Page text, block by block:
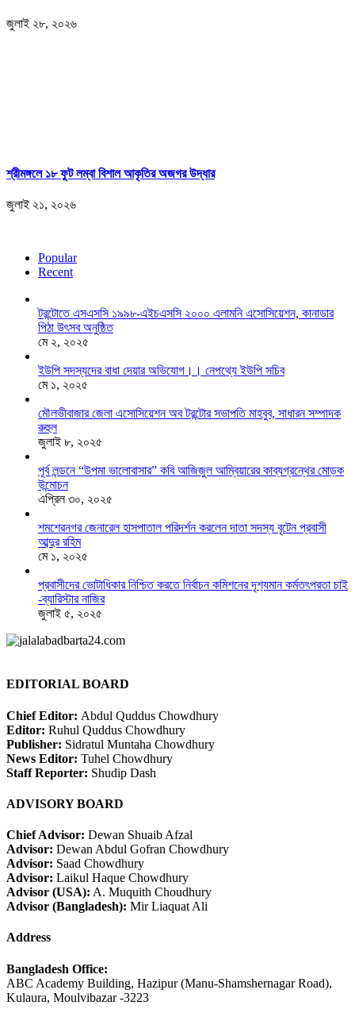
জুলাই ২৮, ২০২৬
শ্রীমঙ্গলে ১৮ ফুট লম্বা বিশাল আকৃতির অজগর উদ্ধার
জুলাই ২১, ২০২৬
Popular
Recent
টরন্টোতে এসএসসি ১৯৯৮-এইচএসসি ২০০০ এলামনি এসোসিয়েশন, কানাডার
পিঠা উৎসব অনুষ্ঠিত
মে ২, ২০২৫
ইউপি সদস্যদের বাধা দেয়ার অভিযোগ।। নেপথ্যে ইউপি সচিব
মে ১, ২০২৫
মৌলভীবাজার জেলা এসোসিয়েশন অব টরন্টোর সভাপতি মাহবুব, সাধারন সম্পাদক
রুহুল
জুলাই ৮, ২০২৫
পূর্ব লন্ডনে “উপমা ভালোবাসার” কবি আজিজুল আম্বিয়ারের কাব্যগ্রন্থের মোড়ক
উন্মোচন
এপ্রিল ৩০, ২০২৫
শমশেরনগর জেনারেল হাসপাতাল পরিদর্শন করলেন দাতা সদস্য বৃটেন প্রবাসী
আব্দুর রহিম
মে ১, ২০২৫
প্রবাসীদের ভোটাধিকার নিশ্চিত করতে নির্বাচন কমিশনের দৃশ‍্যমান কর্মতৎপরতা চাই
-ব্যারিস্টার নাজির
জুলাই ৫, ২০২৫
EDITORIAL BOARD
Chief Editor: Abdul Quddus Chowdhury
Editor: Ruhul Quddus Chowdhury
Publisher: Sidratul Muntaha Chowdhury
News Editor: Tuhel Chowdhury
Staff Reporter: Shudip Dash
ADVISORY BOARD
Chief Advisor: Dewan Shuaib Afzal
Advisor: Dewan Abdul Gofran Chowdhury
Advisor: Saad Chowdhury
Advisor: Laikul Haque Chowdhury
Advisor (USA): A. Muquith Choudhury
Advisor (Bangladesh): Mir Liaquat Ali
Address
Bangladesh Office:
ABC Academy Building, Hazipur (Manu-Shamshernagar Road),
Kulaura, Moulvibazar -3223